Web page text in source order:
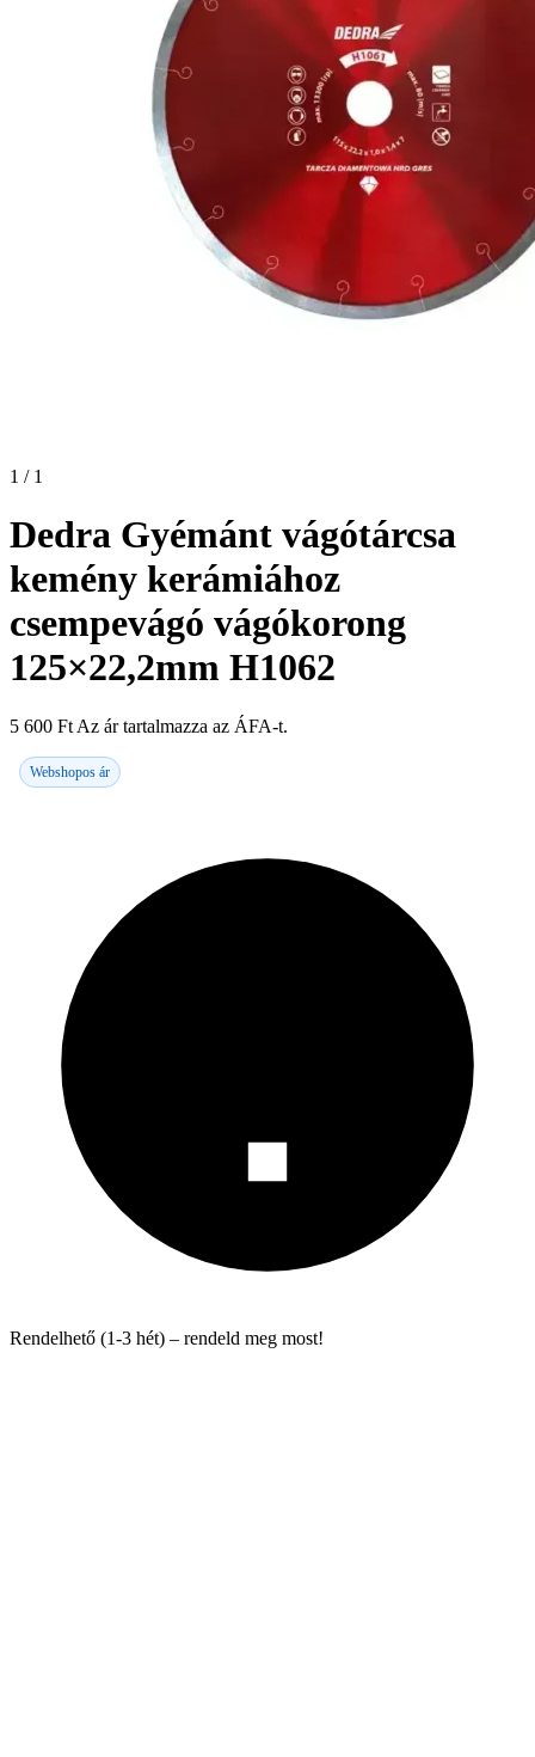
1 / 1
Dedra Gyémánt vágótárcsa
kemény kerámiához
csempevágó vágókorong
125×22,2mm H1062
5 600 Ft Az ár tartalmazza az ÁFA-t.
Webshopos ár
Rendelhető (1-3 hét) – rendeld meg most!